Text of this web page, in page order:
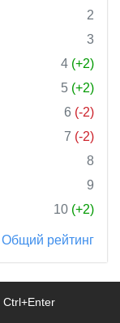
2
3
4 (+2)
5 (+2)
6 (-2)
7 (-2)
8
9
10 (+2)
Общий рейтинг
Ctrl+Enter